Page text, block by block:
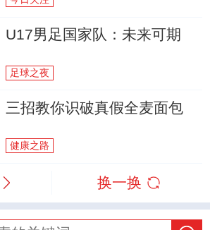
U17男足国家队：未来可期
足球之夜
三招教你识破真假全麦面包
健康之路
换一换